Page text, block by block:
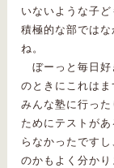
いないような子
積極的な部では
ね。
ぼーっと毎日好
のときにこれは
みんな塾に行っ
ためにテストが
らなかったです
のかもよく分かり